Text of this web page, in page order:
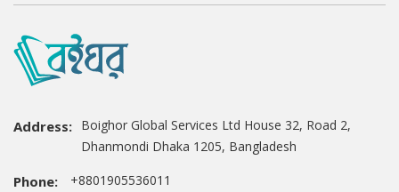
Address: Boighor Global Services Ltd House 32, Road 2,
Dhanmondi Dhaka 1205, Bangladesh
Phone: +8801905536011